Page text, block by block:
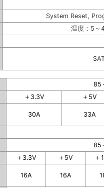
System Reset,
温度：5～
85
＋3.3V
＋5V
30A 33A
85
＋3.3V ＋5V
＋
16A 16A